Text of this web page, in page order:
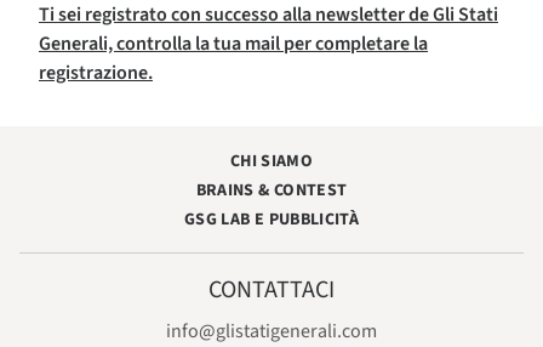
Ti sei registrato con successo alla newsletter de Gli Stati
Generali, controlla la tua mail per completare la
registrazione.
CHI SIAMO
BRAINS & CONTEST
GSG LAB E PUBBLICITÀ
CONTATTACI
info@glistatigenerali.com